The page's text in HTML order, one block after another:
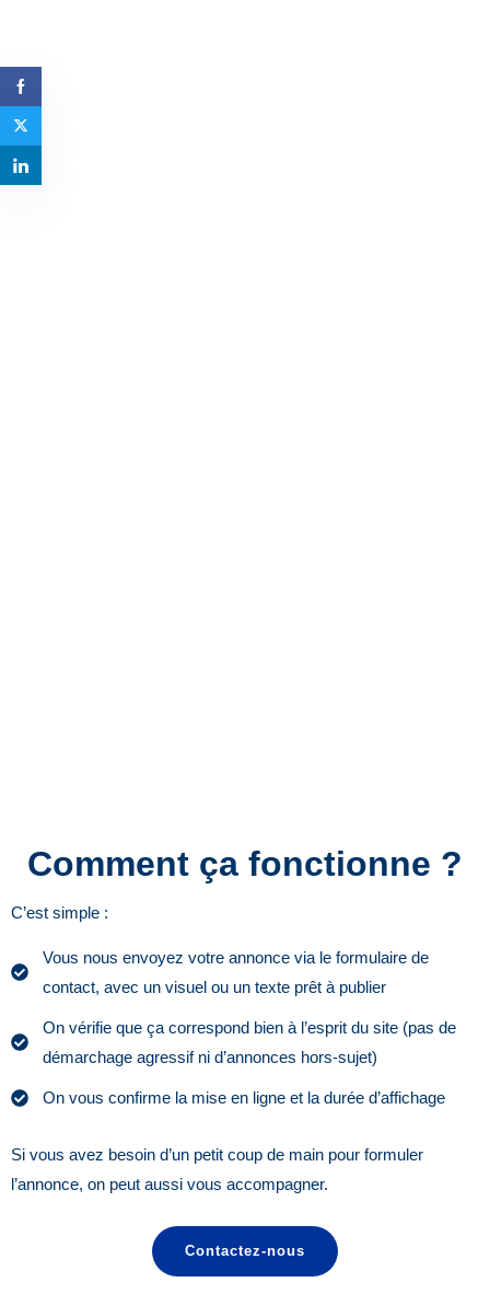
Comment ça fonctionne ?
C’est simple :
Vous nous envoyez votre annonce via le formulaire de
contact, avec un visuel ou un texte prêt à publier
On vérifie que ça correspond bien à l’esprit du site (pas de
démarchage agressif ni d’annonces hors-sujet)
On vous confirme la mise en ligne et la durée d’affichage
Si vous avez besoin d’un petit coup de main pour formuler
l’annonce, on peut aussi vous accompagner.
Contactez-nous